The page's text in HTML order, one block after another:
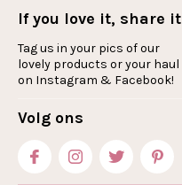
If you love it, share it
Tag us in your pics of our
lovely products or your haul
on Instagram & Facebook!
Volg ons